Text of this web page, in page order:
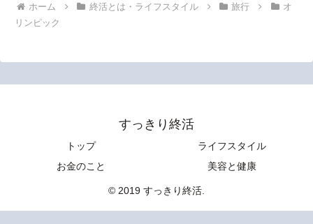
ホーム 終活とは・ライフスタイル 旅行
オ
リンピック
すっきり終活
トップ
ライフスタイル
お金のこと
美容と健康
© 2019 すっきり終活.